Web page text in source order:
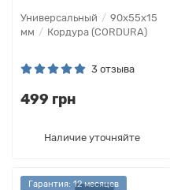
Универсальный
90х55х15
мм
Кордура (CORDURA)
3 отзыва
499 грн
Наличие уточняйте
Гарантия: 12 месяцев